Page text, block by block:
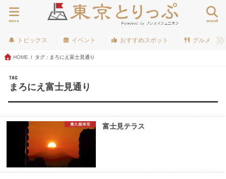
search
menu
トピックス イベント おすすめスポット グルメ
HOME タグ : まろにえ富士見通り
TAG
まろにえ富士見通り
東久留米市 富士見テラス